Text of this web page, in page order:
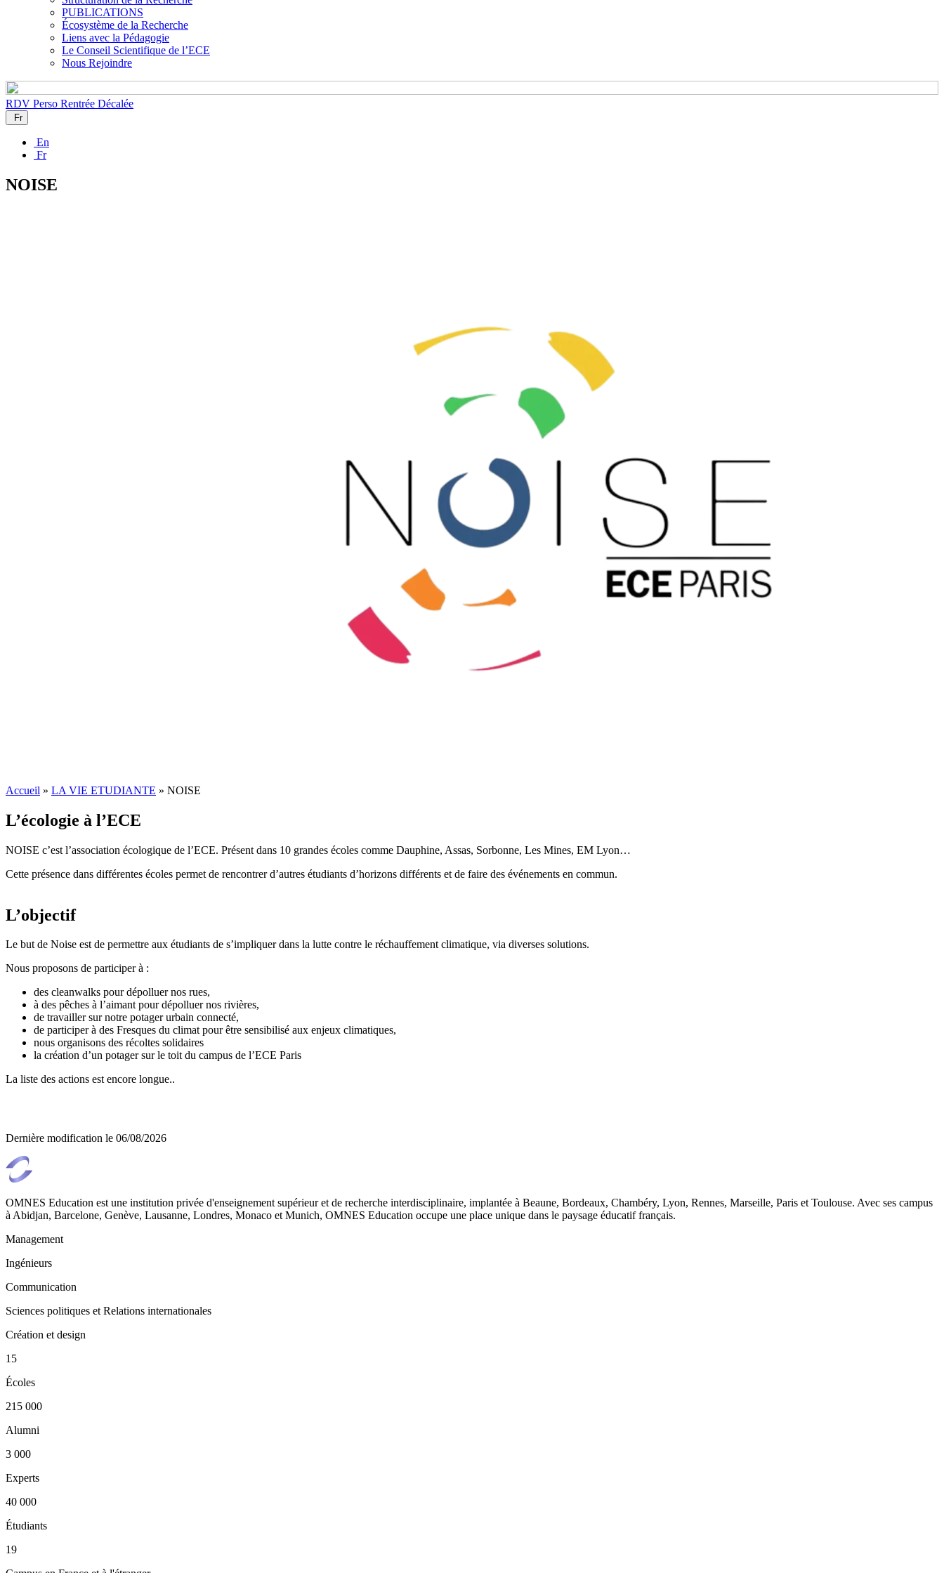
PUBLICATIONS
Écosystème de la Recherche
Liens avec la Pédagogie
Le Conseil Scientifique de l’ECE
Nous Rejoindre
RDV Perso Rentrée Décalée
Fr
En
Fr
NOISE
Accueil » LA VIE ETUDIANTE » NOISE
L’écologie à l’ECE
NOISE c’est l’association écologique de l’ECE. Présent dans 10 grandes écoles comme Dauphine, Assas, Sorbonne, Les Mines, EM Lyon…
Cette présence dans différentes écoles permet de rencontrer d’autres étudiants d’horizons différents et de faire des événements en commun.
L’objectif
Le but de Noise est de permettre aux étudiants de s’impliquer dans la lutte contre le réchauffement climatique, via diverses solutions.
Nous proposons de participer à :
des cleanwalks pour dépolluer nos rues,
à des pêches à l’aimant pour dépolluer nos rivières,
de travailler sur notre potager urbain connecté,
de participer à des Fresques du climat pour être sensibilisé aux enjeux climatiques,
nous organisons des récoltes solidaires
la création d’un potager sur le toit du campus de l’ECE Paris
La liste des actions est encore longue..
Dernière modification le 06/08/2026
OMNES Education est une institution privée d'enseignement supérieur et de recherche interdisciplinaire, implantée à Beaune, Bordeaux, Chambéry, Lyon, Rennes, Marseille, Paris et Toulouse. Avec ses campus
à Abidjan, Barcelone, Genève, Lausanne, Londres, Monaco et Munich, OMNES Education occupe une place unique dans le paysage éducatif français.
Management
Ingénieurs
Communication
Sciences politiques et Relations internationales
Création et design
15
Écoles
215 000
Alumni
3 000
Experts
40 000
Étudiants
19